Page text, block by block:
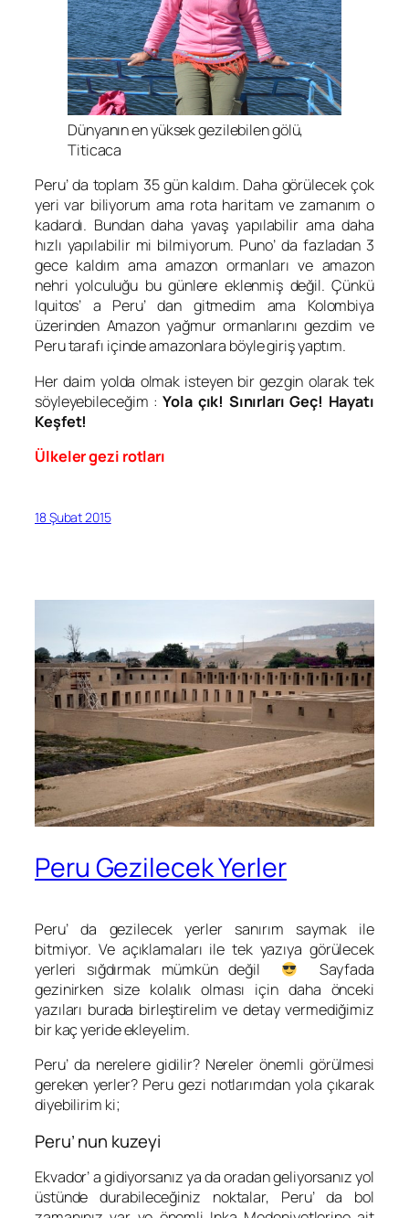
Dünyanın en yüksek gezilebilen gölü,
Titicaca
Peru’ da toplam 35 gün kaldım. Daha görülecek çok
yeri var biliyorum ama rota haritam ve zamanım o
kadardı. Bundan daha yavaş yapılabilir ama daha
hızlı yapılabilir mi bilmiyorum. Puno’ da fazladan 3
gece kaldım ama amazon ormanları ve amazon
nehri yolculuğu bu günlere eklenmiş değil. Çünkü
Iquitos’ a Peru’ dan gitmedim ama Kolombiya
üzerinden Amazon yağmur ormanlarını gezdim ve
Peru tarafı içinde amazonlara böyle giriş yaptım.
Her daim yolda olmak isteyen bir gezgin olarak tek
söyleyebileceğim :Yola çık! Sınırları Geç! Hayatı
Keşfet!
Ülkeler gezi rotları
18 Şubat 2015
Peru Gezilecek Yerler
Peru’ da gezilecek yerler sanırım saymak ile
bitmiyor. Ve açıklamaları ile tek yazıya görülecek
yerleri sığdırmak mümkün değil
Sayfada
gezinirken size kolalık olması için daha önceki
yazıları burada birleştirelim ve detay vermediğimiz
bir kaç yeride ekleyelim.
Peru’ da nerelere gidilir? Nereler önemli görülmesi
gereken yerler? Peru gezi notlarımdan yola çıkarak
diyebilirim ki;
Peru’ nun kuzeyi
Ekvador’ a gidiyorsanız ya da oradan geliyorsanız yol
üstünde durabileceğiniz noktalar, Peru’ da bol